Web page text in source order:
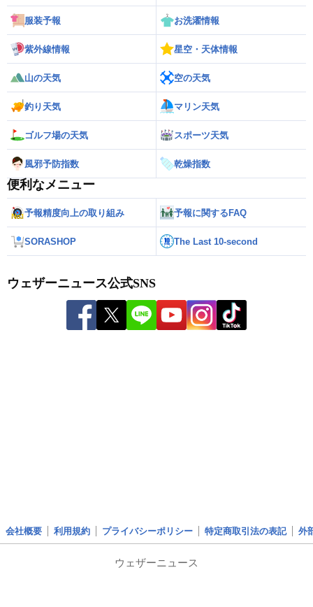
服装予報 お洗濯情報
紫外線情報 星空・天体情報
山の天気 空の天気
釣り天気 マリン天気
ゴルフ場の天気 スポーツ天気
風邪予防指数 乾燥指数
便利なメニュー
予報精度向上の取り組み 予報に関するFAQ
SORASHOP The Last 10-second
ウェザーニュース公式SNS
会社概要 利用規約 プライバシーポリシー 特定商取引法の表記 外
ウェザーニュース